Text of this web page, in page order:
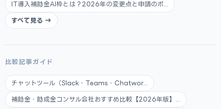
IT導入補助金AI枠とは？2026年の変更点と申請のポ...
すべて見る →
比較記事ガイド
チャットツール（Slack・Teams・Chatwor...
補助金・助成金コンサル会社おすすめ比較【2026年版】...